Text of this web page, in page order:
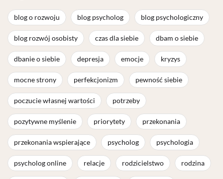
blog o rozwoju blog psycholog blog psychologiczny
blog rozwój osobisty czas dla siebie dbam o siebie
dbanie o siebie depresja emocje kryzys
mocne strony perfekcjonizm pewność siebie
poczucie własnej wartości potrzeby
pozytywne myślenie priorytety przekonania
przekonania wspierające psycholog psychologia
psycholog online relacje rodzicielstwo rodzina